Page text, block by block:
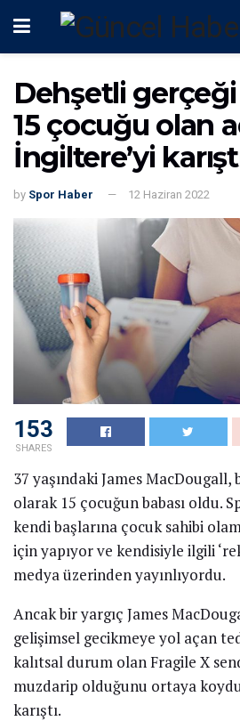
Dehşetli
15 çocuğu olan
İngiltere’yi
by Spor Haber 12 Haziran 2022
153
SHARES
37 yaşındaki James MacDougall,
olarak 15 çocuğun babası oldu.
kendi başlarına çocuk sahibi
için yapıyor ve kendisiyle ilgili
medya üzerinden yayınlıyordu.
Ancak bir yargıç James
gelişimsel gecikmeye yol açan
kalıtsal durum olan Fragile X
muzdarip olduğunu ortaya
karıştı.